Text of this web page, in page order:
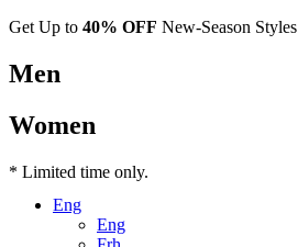
Get Up to 40% OFF New-Season Styles
Men
Women
* Limited time only.
Eng
Eng